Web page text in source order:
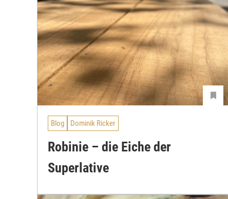
Blog Dominik Ricker
Robinie – die Eiche der
Superlative